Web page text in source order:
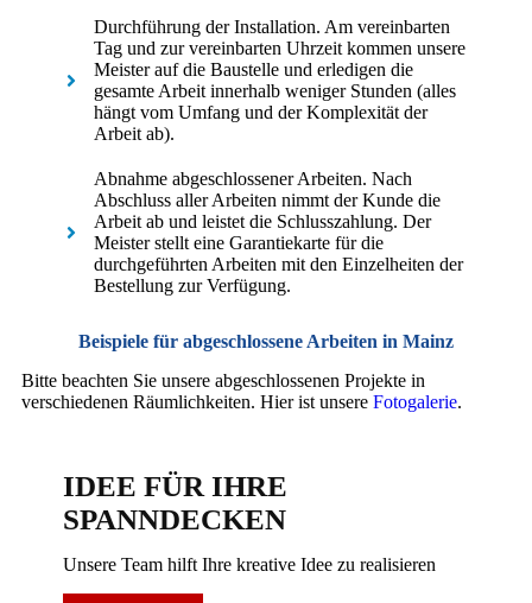
Durchführung der Installation. Am vereinbarten
Tag und zur vereinbarten Uhrzeit kommen unsere
Meister auf die Baustelle und erledigen die
gesamte Arbeit innerhalb weniger Stunden (alles
hängt vom Umfang und der Komplexität der
Arbeit ab).
Abnahme abgeschlossener Arbeiten. Nach
Abschluss aller Arbeiten nimmt der Kunde die
Arbeit ab und leistet die Schlusszahlung. Der
Meister stellt eine Garantiekarte für die
durchgeführten Arbeiten mit den Einzelheiten der
Bestellung zur Verfügung.
Beispiele für abgeschlossene Arbeiten in Mainz
Bitte beachten Sie unsere abgeschlossenen Projekte in
verschiedenen Räumlichkeiten. Hier ist unsere Fotogalerie.
IDEE FÜR IHRE
SPANNDECKEN
Unsere Team hilft Ihre kreative Idee zu realisieren